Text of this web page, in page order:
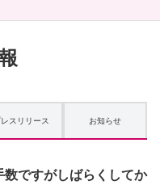
レスリリース お知らせ
ですがしばらくしてか